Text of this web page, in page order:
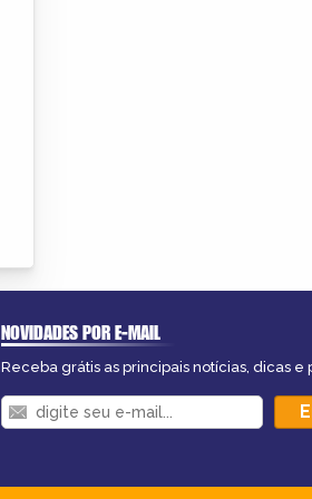
NOVIDADES POR E-MAIL
Receba grátis as principais notícias, dicas e